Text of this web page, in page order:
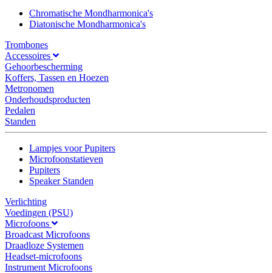
Chromatische Mondharmonica's
Diatonische Mondharmonica's
Trombones
Accessoires
Gehoorbescherming
Koffers, Tassen en Hoezen
Metronomen
Onderhoudsproducten
Pedalen
Standen
Lampjes voor Pupiters
Microfoonstatieven
Pupiters
Speaker Standen
Verlichting
Voedingen (PSU)
Microfoons
Broadcast Microfoons
Draadloze Systemen
Headset-microfoons
Instrument Microfoons